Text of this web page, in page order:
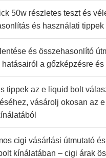
50w részletes teszt és
és használati tippek
és összehasonlító
hatásairól a gőzképzésre és
tippek az e liquid bolt
vásárolj okosan az
cigi vásárlási útmutató
kínálatában – cigi árak